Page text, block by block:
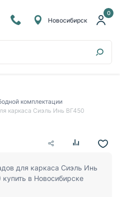
0
Новосибирск
комплектации
каркаса Сиэль Инь ВГ450